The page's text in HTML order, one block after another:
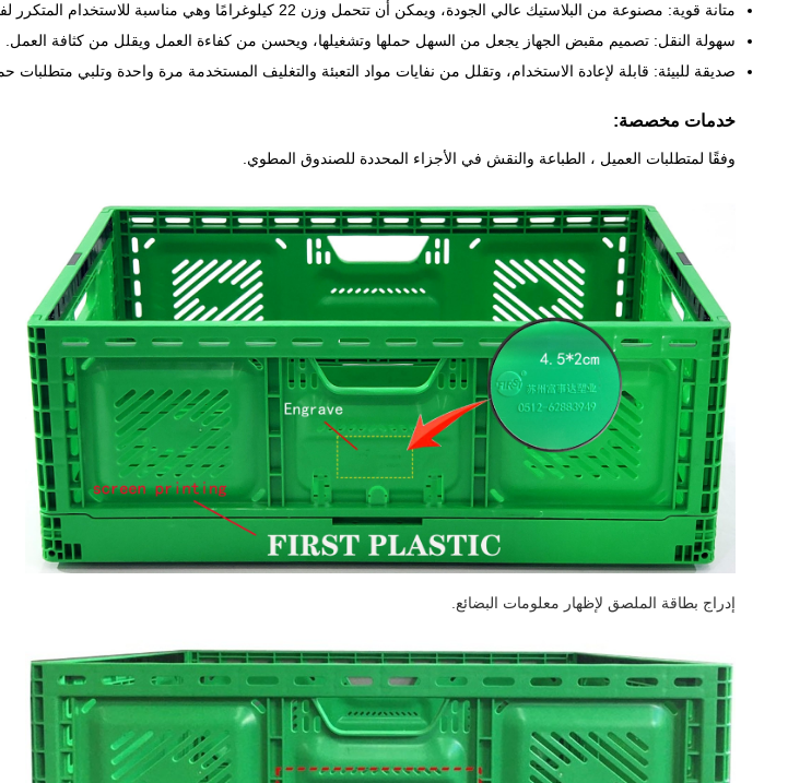
متانة قوية: مصنوعة من البلاستيك عالي الجودة، ويمكن أن تتحمل وزن 22 كيلوغرامًا وهي مناسبة للاستخدام المتكرر لفترة طويلة.
سهولة النقل: تصميم مقبض الجهاز يجعل من السهل حملها وتشغيلها، ويحسن من كفاءة العمل ويقلل من كثافة العمل.
صديقة للبيئة: قابلة لإعادة الاستخدام، وتقلل من نفايات مواد التعبئة والتغليف المستخدمة مرة واحدة وتلبي متطلبات
خدمات مخصصة:
وفقًا لمتطلبات العميل ، الطباعة والنقش في الأجزاء المحددة للصندوق المطوي.
إدراج بطاقة الملصق لإظهار معلومات البضائع.